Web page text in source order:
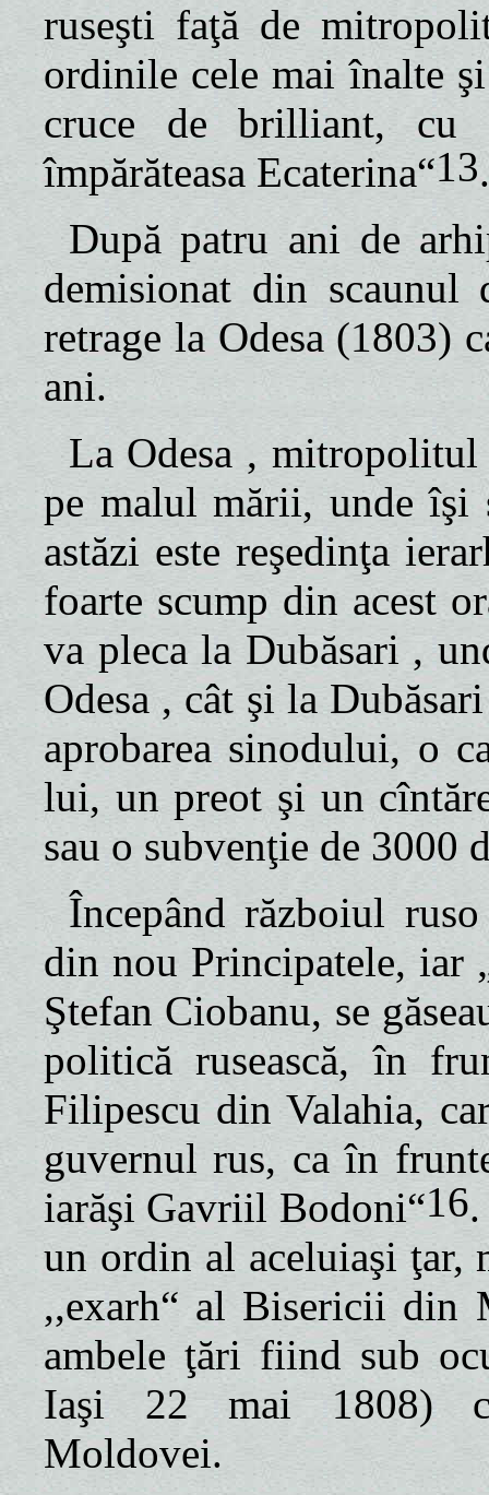
ruseşti faţă de
ordinile cele mai înalte
cruce de brilliant, cu
împărăteasa Ecaterina“13.
După patru ani de
demisionat din
retragela Odesa (1803)
ani.
La Odesa , mitropolitul
pe malul mării, unde îşi
astăzi este reşedinţa
foarte scump din acest
va pleca la Dubăsari ,
Odesa , cât şi la Dubăsari
aprobarea sinodului, o
lui, un preot şi un
sau o subvenţie de 3000
Începând războiul
din nou Principatele, iar
Ştefan Ciobanu, se
politică rusească, în
Filipescu din Valahia,
guvernul rus, ca în
iarăşi Gavriil Bodoni“16
un ordin al aceluiaşi
,,exarh“ al Bisericii din
ambele ţări fiind sub
Iaşi
22 mai 1808)
Moldovei.